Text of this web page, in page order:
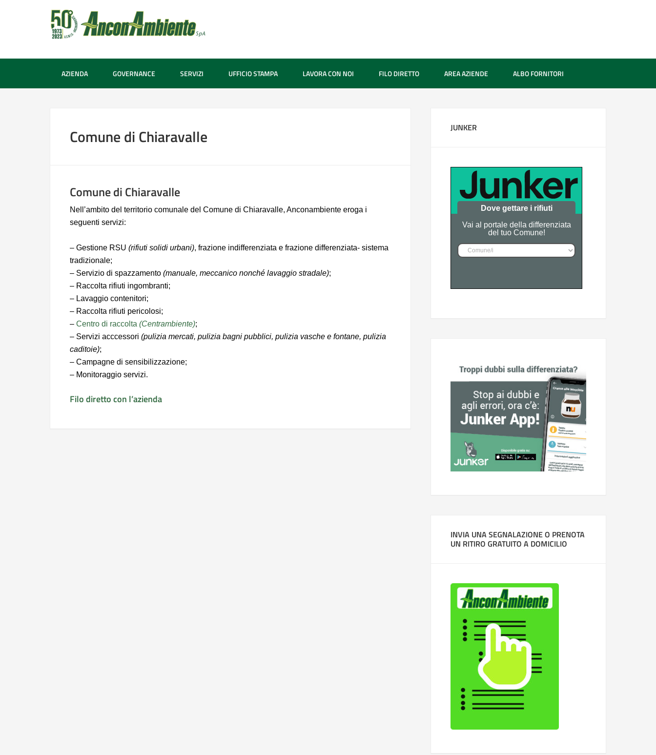
AZIENDA GOVERNANCE SERVIZI UFFICIO STAMPA LAVORA CON NOI FILO DIRETTO AREA AZIENDE ALBO FORNITORI
Comune di Chiaravalle
Comune di Chiaravalle
Nell’ambito del territorio comunale del Comune di Chiaravalle, Anconambiente eroga i
seguenti servizi:
– Gestione RSU (rifiuti solidi urbani), frazione indifferenziata e frazione differenziata- sistema
tradizionale;
– Servizio di spazzamento (manuale, meccanico nonché lavaggio stradale);
– Raccolta rifiuti ingombranti;
– Lavaggio contenitori;
– Raccolta rifiuti pericolosi;
– Centro di raccolta (Centrambiente);
– Servizi acccessori (pulizia mercati, pulizia bagni pubblici, pulizia vasche e fontane, pulizia
caditoie);
– Campagne di sensibilizzazione;
– Monitoraggio servizi.
Filo diretto con l’azienda
JUNKER
Dove gettare i rifiuti
Vai al portale della differenziata
del tuo Comune!
INVIA UNA SEGNALAZIONE O PRENOTA
UN RITIRO GRATUITO A DOMICILIO